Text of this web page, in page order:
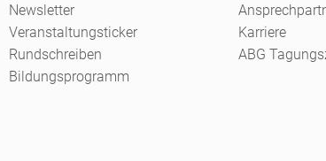
Newsletter
Veranstaltungsticker
Rundschreiben
Bildungsprogramm
Karriere
ABG